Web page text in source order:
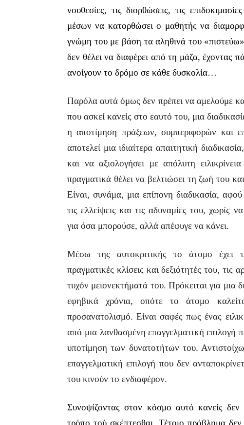
νουθεσίες, τις διορθώσεις, τις
μέσων να κατορθώσει ο μαθητής να
γνώμη του με βάση τα αληθινά του «πιστεύω»
δεν θέλει να διαφέρει από τη μάζα, έχοντας
ανοίγουν το δρόμο σε κάθε δυσκολία…
Παρόλα αυτά όμως δεν πρέπει να αμελούμε
που ασκεί κανείς στο εαυτό του, μια
η αποτίμηση πράξεων, συμπεριφορών και
αποτελεί μια ιδιαίτερα απαιτητική
και να αξιολογήσει με απόλυτη
πραγματικά θέλει να βελτιώσει τη ζωή του
Είναι, συνάμα, μια επίπονη διαδικασία,
τις ελλείψεις και τις αδυναμίες του, χωρίς
για όσα μπορούσε, αλλά απέφυγε να κάνει.
Μέσω της αυτοκριτικής το άτομο έχει
πραγματικές κλίσεις και δεξιότητές του, τις
τυχόν μειονεκτήματά του. Πρόκειται για μια
εφηβικά χρόνια, οπότε το άτομο
προσανατολισμό. Είναι σαφές πως ένας
από μια λανθασμένη επαγγελματική επιλογή
υποτίμηση των δυνατοτήτων του.
επαγγελματική επιλογή που δεν
του κινούν το ενδιαφέρον.
Συνοψίζοντας στον κόσμο αυτό κανείς δεν
τρόπο τού σκέπτεσθαι. Τέτοιο πρόβλημα